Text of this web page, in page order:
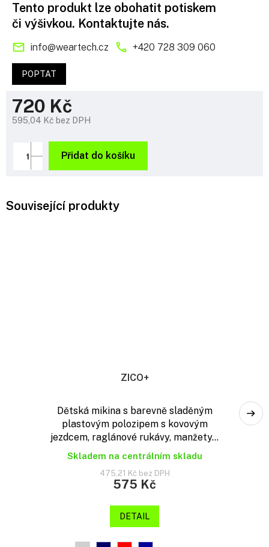
720 Kč
595,04 Kč bez DPH
cena:
Přidat do košíku
Tento produkt lze obohatit potiskem
či výšivkou. Kontaktujte nás.
info@weartech.cz +420 728 309 060
POPTAT
Související produkty
ZICO+
Dětská mikina s barevně sladěným
plastovým polozipem s kovovým
jezdcem, raglánové rukávy, manžety...
Skladem na centrálním skladu
475,21 Kč bez DPH
575 Kč
DETAIL